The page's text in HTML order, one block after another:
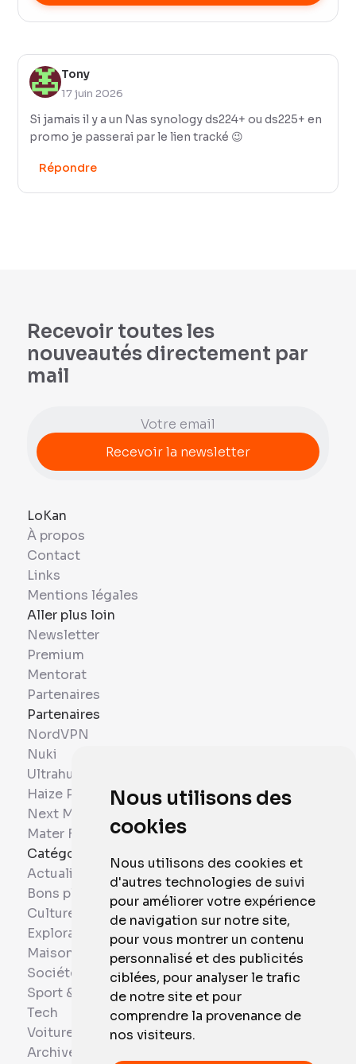
Nous utilisons des
cookies
Nous utilisons des cookies et
d'autres technologies de suivi
pour améliorer votre expérience
de navigation sur notre site,
pour vous montrer un contenu
personnalisé et des publicités
ciblées, pour analyser le trafic
de notre site et pour
comprendre la provenance de
nos visiteurs.
Tony
17 juin 2026
Si jamais il y a un Nas synology ds224+ ou ds225+ en
promo je passerai par le lien tracké 😉
Répondre
Recevoir toutes les
nouveautés directement par
mail
LoKan
À propos
Contact
Links
Mentions légales
Aller plus loin
Newsletter
Premium
Mentorat
Partenaires
Partenaires
NordVPN
Nuki
Ultrahuman
Haize Project
Next Mobiles
Mater France
Catégories
Actualités
Bons plans
Culture
Exploration
Maison et Domotique
Société
Sport & Santé
Tech
Voitures
Archives